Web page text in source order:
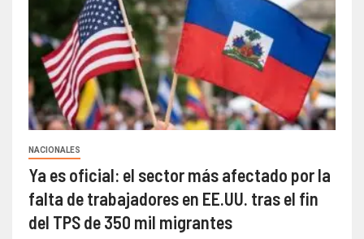
NACIONALES
Ya es oficial: el sector más afectado por la
falta de trabajadores en EE.UU. tras el fin
del TPS de 350 mil migrantes